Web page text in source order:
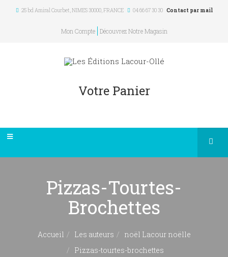
25 bd Amiral Courbet, NIMES 30000,FRANCE 04 66 67 30 30 Contact par mail
Mon Compte Découvrez Notre Magasin
Votre Panier
Pizzas-Tourtes-
Brochettes
Accueil Les auteurs
noël Lacour noëlle
Pizzas-tourtes-brochettes